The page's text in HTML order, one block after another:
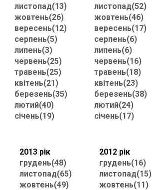
листопад(13)
жовтень(26)
вересень(12)
серпень(5)
липень(3)
червень(25)
травень(25)
квітень(21)
березень(35)
лютий(40)
січень(19)
листопад(52)
жовтень(46)
вересень(17)
серпень(6)
липень(6)
червень(16)
травень(18)
квітень(23)
березень(38)
лютий(24)
січень(17)
2013 рік
грудень(48)
листопад(65)
жовтень(49)
2012 рік
грудень(16)
листопад(15)
жовтень(11)